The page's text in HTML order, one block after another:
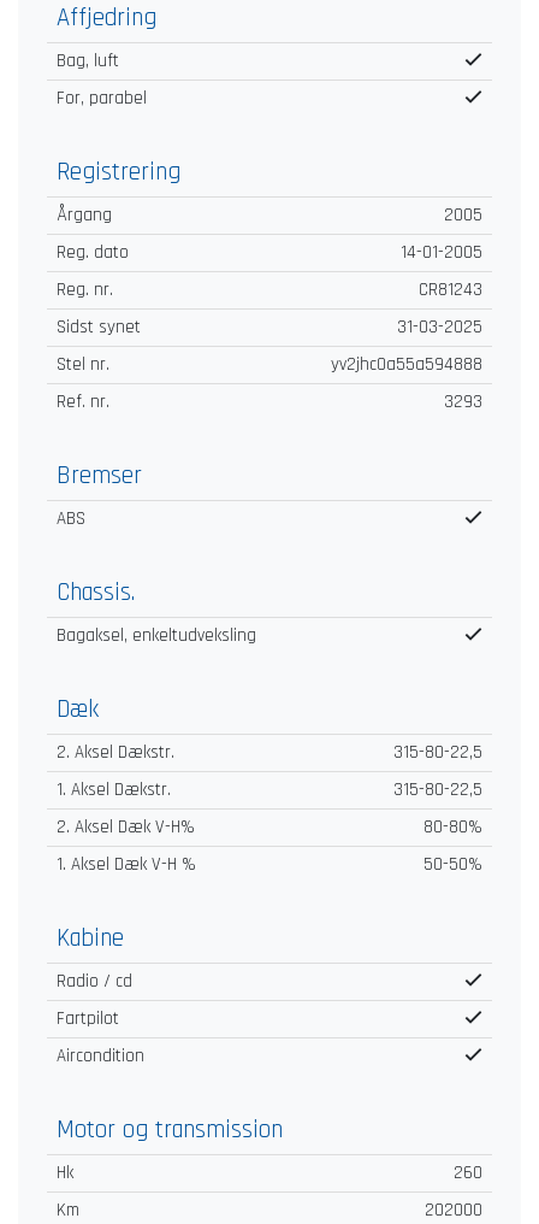
Affjedring
Bag, luft
For, parabel
Registrering
Årgang
2005
Reg. dato
14-01-2005
Reg. nr.
CR81243
Sidst synet
31-03-2025
Stel nr.
yv2jhc0a55a594888
Ref. nr.
3293
Bremser
ABS
Chassis.
Bagaksel, enkeltudveksling
Dæk
2. Aksel Dækstr.
315-80-22,5
1. Aksel Dækstr.
315-80-22,5
2. Aksel Dæk V-H%
80-80%
1. Aksel Dæk V-H %
50-50%
Kabine
Radio / cd
Fartpilot
Aircondition
Motor og transmission
Hk
260
Km
202000